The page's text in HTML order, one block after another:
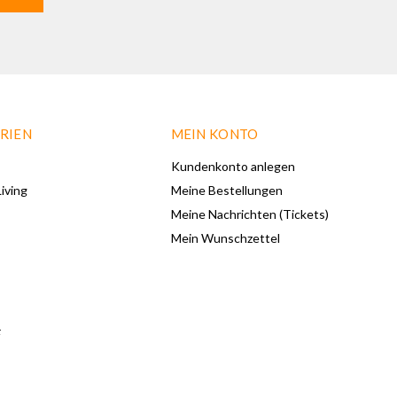
MEIN KONTO
Kundenkonto anlegen
Meine Bestellungen
Meine Nachrichten (Tickets)
Mein Wunschzettel